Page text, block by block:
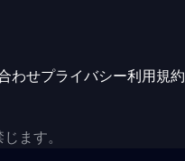
わせプライバシー利用規約
ます。